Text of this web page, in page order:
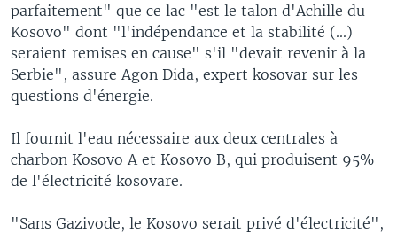
parfaitement" que ce lac "est le talon d'Achille du
Kosovo" dont "l'indépendance et la stabilité (...)
seraient remises en cause" s'il "devait revenir à la
Serbie", assure Agon Dida, expert kosovar sur les
questions d'énergie.
Il fournit l'eau nécessaire aux deux centrales à
charbon Kosovo A et Kosovo B, qui produisent 95%
de l'électricité kosovare.
"Sans Gazivode, le Kosovo serait privé d'électricité",